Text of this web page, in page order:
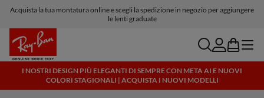
Acquista la tua montatura online e scegli la spedizione in negozio per aggiungere
le lenti graduate
Consegna e resi gratuiti
searchaccount
bag menu
I NOSTRI DESIGN PIÙ ELEGANTI DI SEMPRE CON META AI E NUOVI
COLORI STAGIONALI | ACQUISTA I NUOVI MODELLI